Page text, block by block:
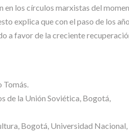
en los círculos marxistas del
explica que con el paso de los
a favor de la creciente
Tomás.
de la Unión Soviética, Bogotá,
Bogotá, Universidad